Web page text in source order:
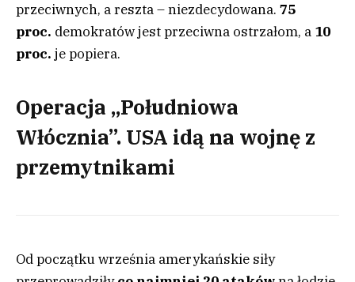
przeciwnych, a reszta – niezdecydowana. 75
proc. demokratów jest przeciwna ostrzałom, a 10
proc. je popiera.
Operacja „Południowa
Włócznia”. USA idą na wojnę z
przemytnikami
Od początku września amerykańskie siły